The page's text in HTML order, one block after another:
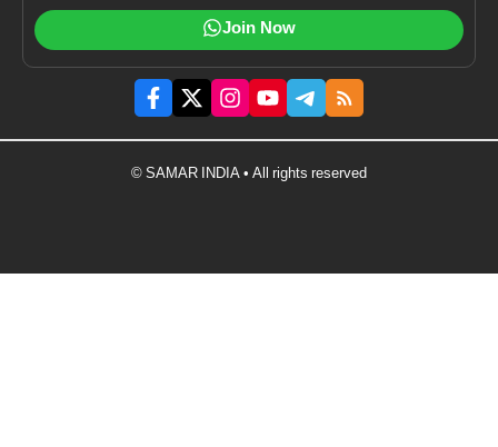
Join Now
© SAMAR INDIA • All rights reserved